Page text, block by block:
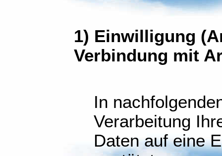
1) Einwilligung
Verbindung mit
In
Verarbeitung
Daten auf eine